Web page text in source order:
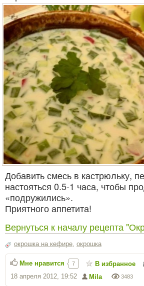
Добавить смесь в кастрюльку,
настояться 0.5-1 часа, чтобы
«подружились».
Приятного аппетита!
Вернуться к началу рецепта
окрошка на кефире, окрошка
3483
Mila
18 апреля 2012, 19:52
Мне нравится 7 В избранное